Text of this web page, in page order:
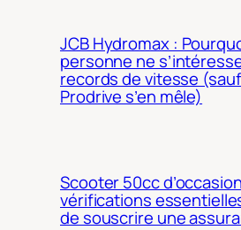
JCB Hydromax :
personne ne
records de vitesse
Prodrive s’en mêle)
Scooter 50cc
vérifications
de souscrire une